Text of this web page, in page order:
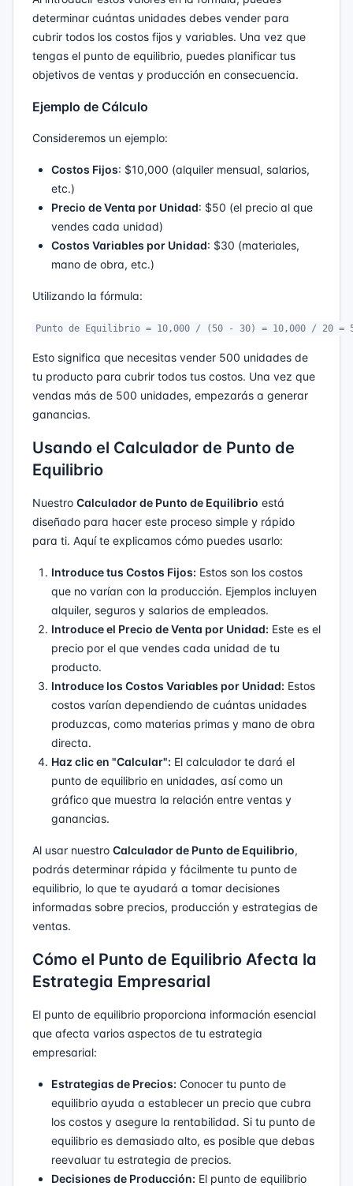
determinar cuántas unidades debes vender para
cubrir todos los costos fijos y variables. Una vez que
tengas el punto de equilibrio, puedes planificar tus
objetivos de ventas y producción en consecuencia.
Ejemplo de Cálculo
Consideremos un ejemplo:
Costos Fijos: $10,000 (alquiler mensual, salarios,
etc.)
Precio de Venta por Unidad: $50 (el precio al que
vendes cada unidad)
Costos Variables por Unidad: $30 (materiales,
mano de obra, etc.)
Utilizando la fórmula:
Punto de Equilibrio = 10,000 / (50 - 30) = 10,000 / 20 =
Esto significa que necesitas vender 500 unidades de
tu producto para cubrir todos tus costos. Una vez que
vendas más de 500 unidades, empezarás a generar
ganancias.
Usando el Calculador de Punto de
Equilibrio
Nuestro Calculador de Punto de Equilibrio está
diseñado para hacer este proceso simple y rápido
para ti. Aquí te explicamos cómo puedes usarlo:
Introduce tus Costos Fijos: Estos son los costos
que no varían con la producción. Ejemplos incluyen
alquiler, seguros y salarios de empleados.
Introduce el Precio de Venta por Unidad: Este es el
precio por el que vendes cada unidad de tu
producto.
Introduce los Costos Variables por Unidad: Estos
costos varían dependiendo de cuántas unidades
produzcas, como materias primas y mano de obra
directa.
Haz clic en "Calcular": El calculador te dará el
punto de equilibrio en unidades, así como un
gráfico que muestra la relación entre ventas y
ganancias.
Al usar nuestro Calculador de Punto de Equilibrio,
podrás determinar rápida y fácilmente tu punto de
equilibrio, lo que te ayudará a tomar decisiones
informadas sobre precios, producción y estrategias de
ventas.
Cómo el Punto de Equilibrio Afecta la
Estrategia Empresarial
El punto de equilibrio proporciona información esencial
que afecta varios aspectos de tu estrategia
empresarial:
Estrategias de Precios: Conocer tu punto de
equilibrio ayuda a establecer un precio que cubra
los costos y asegure la rentabilidad. Si tu punto de
equilibrio es demasiado alto, es posible que debas
reevaluar tu estrategia de precios.
Decisiones de Producción: El punto de equilibrio